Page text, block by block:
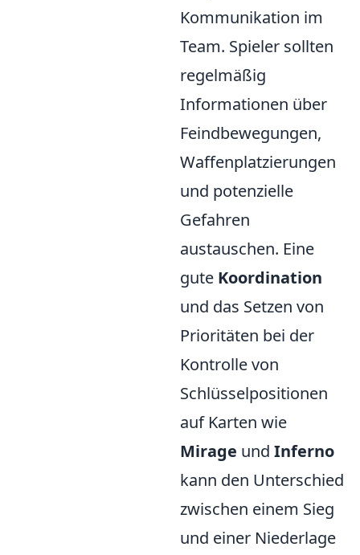
Kommunikation im
Team. Spieler sollten
regelmäßig
Informationen über
Feindbewegungen,
Waffenplatzierungen
und potenzielle
Gefahren
austauschen. Eine
gute Koordination
und das Setzen von
Prioritäten bei der
Kontrolle von
Schlüsselpositionen
auf Karten wie
Mirage und Inferno
kann den Unterschied
zwischen einem Sieg
und einer Niederlage